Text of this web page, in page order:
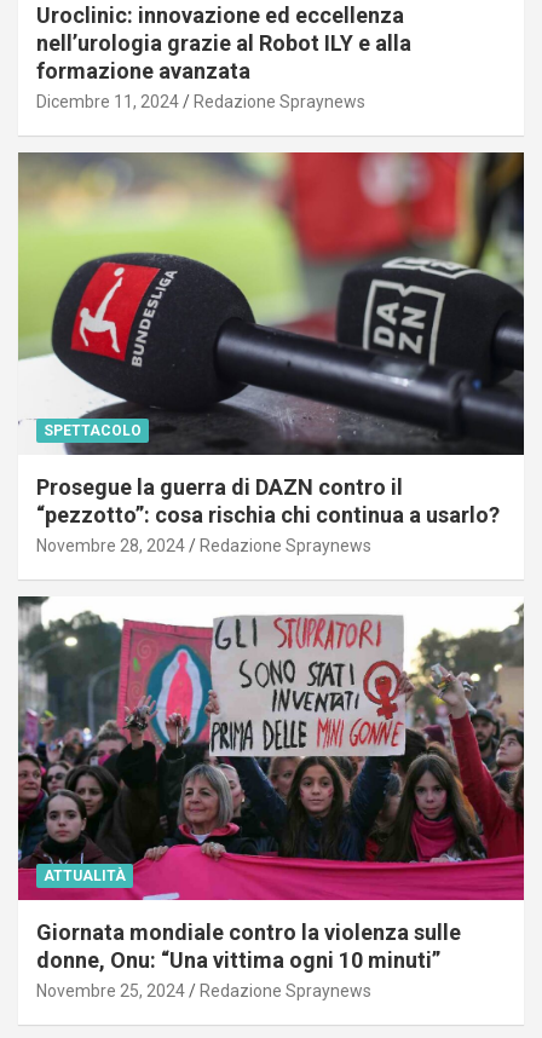
Uroclinic: innovazione ed eccellenza
nell’urologia grazie al Robot ILY e alla
formazione avanzata
Dicembre 11, 2024 Redazione Spraynews
SPETTACOLO
Prosegue la guerra di DAZN contro il
“pezzotto”: cosa rischia chi continua a usarlo?
Novembre 28, 2024 Redazione Spraynews
ATTUALITÀ
Giornata mondiale contro la violenza sulle
donne, Onu: “Una vittima ogni 10 minuti”
Novembre 25, 2024 Redazione Spraynews